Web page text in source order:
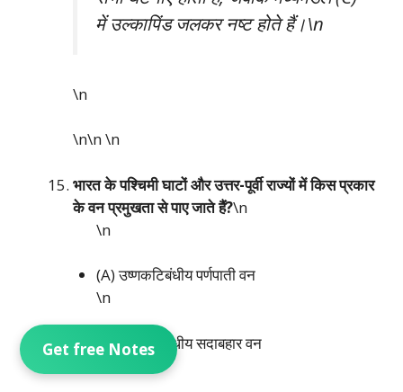
Get free Notes
में उल्कापिंड जलकर नष्ट होते हैं।\n
\n
\n\n\n
भारत के पश्चिमी घाटों और उत्तर-पूर्वी राज्यों में किस प्रकार
के वन प्रमुखता से पाए जाते हैं?\n
\n
(A) उष्णकटिबंधीय पर्णपाती वन
\n
(B) उष्णकटिबंधीय सदाबहार वन